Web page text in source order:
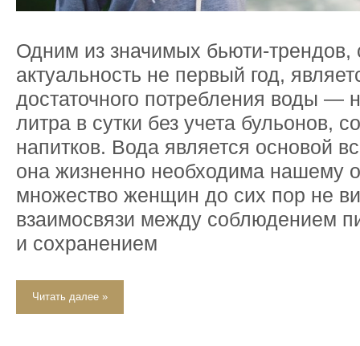
Одним из значимых бьюти-
актуальность не первый год,
достаточного потребления воды —
литра в сутки без учета бульонов,
напитков. Вода является основой
она жизненно необходима нашему
множество женщин до сих пор не
взаимосвязи между соблюдением
и сохранением
Читать далее »